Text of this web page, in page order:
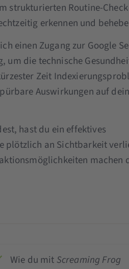
strukturierten Routine-
erkennen und
einen Zugang zur Google
um die technische
Zeit
Auswirkungen auf
hast du ein effektives
plötzlich an Sichtbarkeit
machen
Wie du mit Screaming Frog